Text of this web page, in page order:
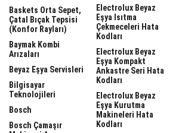
Baskets Orta Sepet,
Çatal Bıçak Tepsisi
(Konfor Rayları)
Baymak Kombi
Arızaları
Beyaz Eşya Servisleri
Bilgisayar
Teknolojileri
Bosch
Bosch Çamaşır
Electrolux Beyaz
Eşya Isıtma
Çekmeceleri Hata
Kodları
Electrolux Beyaz
Eşya Kompakt
Ankastre Seri Hata
Kodları
Electrolux Beyaz
Eşya Kurutma
Makineleri Hata
Kodları